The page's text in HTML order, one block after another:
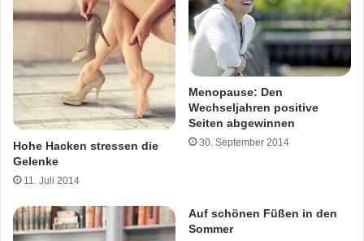
Hohe Hacken stressen die
Gelenke
11. Juli 2014
Menopause: Den
Wechseljahren positive
Seiten abgewinnen
30. September 2014
Auf schönen Füßen in den
Sommer